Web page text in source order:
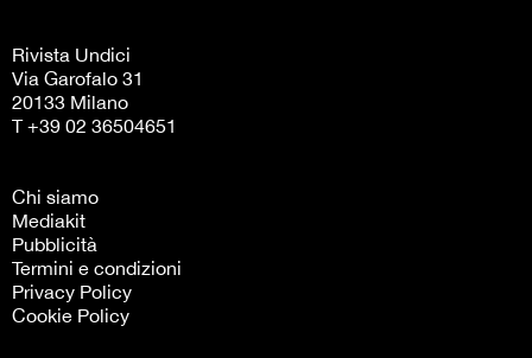
Rivista Undici
Via Garofalo 31
20133 Milano
T +39 02 36504651
Chi siamo
Mediakit
Pubblicità
Termini e condizioni
Privacy Policy
Cookie Policy